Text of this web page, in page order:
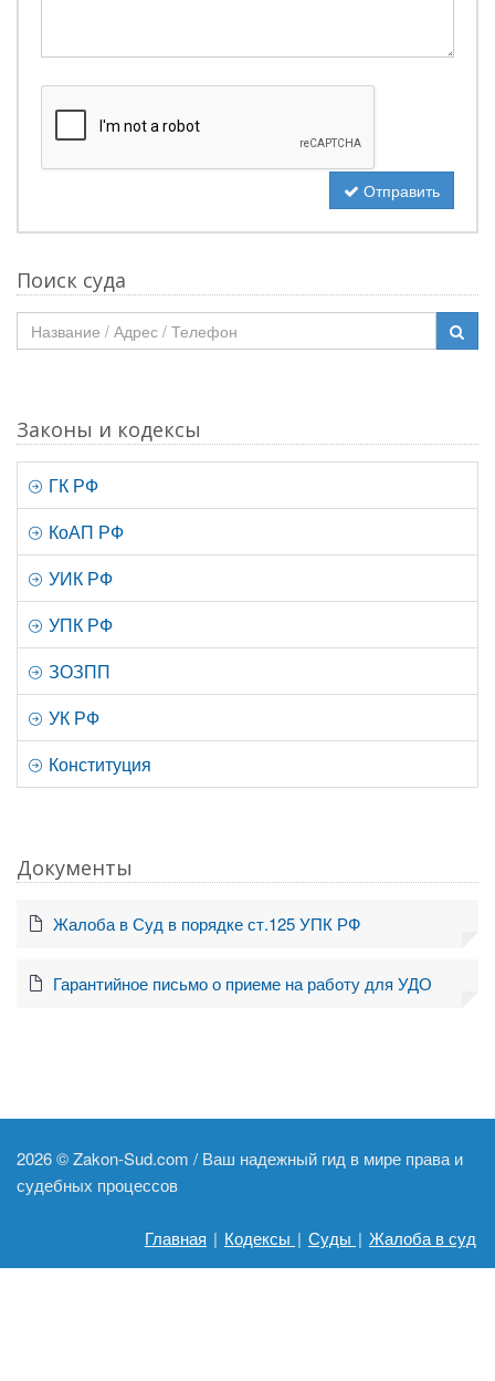
Отправить
Поиск суда
Законы и кодексы
ГК РФ
КоАП РФ
УИК РФ
УПК РФ
ЗОЗПП
УК РФ
Конституция
Документы
Жалоба в Суд в порядке ст.125 УПК РФ
Гарантийное письмо о приеме на работу для УДО
2026 ©Zakon-Sud.com / Ваш надежный гид в мире права и
судебных процессов
Главная | Кодексы | Суды | Жалоба в суд